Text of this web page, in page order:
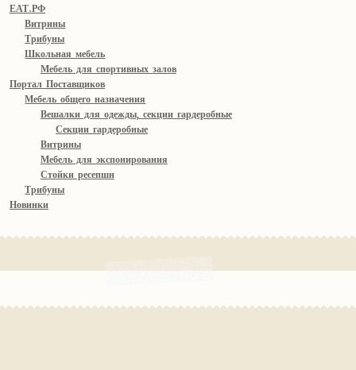
ЕАТ.РФ
Витрины
Трибуны
Школьная мебель
Мебель для спортивных залов
Портал Поставщиков
Мебель общего назначения
Вешалки для одежды, секции гардеробные
Секции гардеробные
Витрины
Мебель для экспонирования
Стойки ресепшн
Трибуны
Новинки